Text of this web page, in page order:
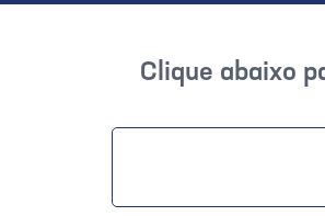
Clique abaixo